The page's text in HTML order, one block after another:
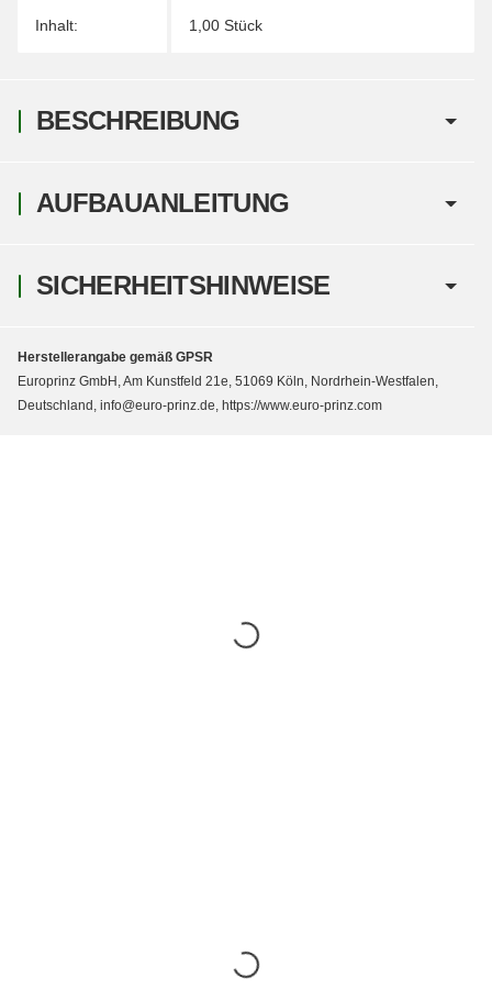
Inhalt: 1,00 Stück
BESCHREIBUNG
AUFBAUANLEITUNG
SICHERHEITSHINWEISE
Herstellerangabe gemäß GPSR
Europrinz GmbH, Am Kunstfeld 21e, 51069 Köln, Nordrhein-Westfalen,
Deutschland, info@euro-prinz.de, https://www.euro-prinz.com